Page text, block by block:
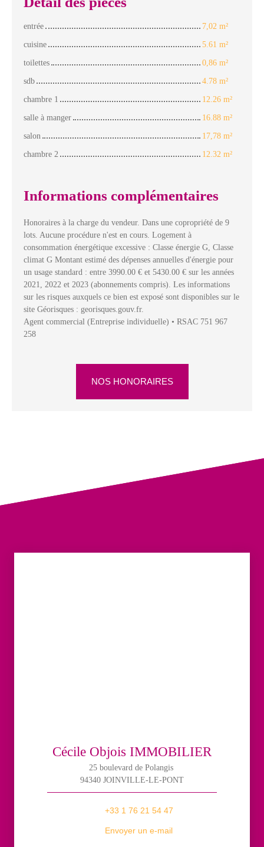
entrée
7,02 m²
cuisine
5.61 m²
toilettes
0,86 m²
sdb
4.78 m²
chambre 1
12.26 m²
salle à manger
16.88 m²
salon
17,78 m²
chambre 2
12.32 m²
Informations complémentaires
Honoraires à la charge du vendeur. Dans une copropriété de 9
lots. Aucune procédure n'est en cours. Logement à
consommation énergétique excessive : Classe énergie G, Classe
climat G Montant estimé des dépenses annuelles d'énergie pour
un usage standard : entre 3990.00 € et 5430.00 € sur les années
2021, 2022 et 2023 (abonnements compris). Les informations
sur les risques auxquels ce bien est exposé sont disponibles sur le
site Géorisques : georisques.gouv.fr.
Agent commercial (Entreprise individuelle) • RSAC 751 967
258
NOS HONORAIRES
Cécile Objois IMMOBILIER
25 boulevard de Polangis
94340 JOINVILLE-LE-PONT
+33 1 76 21 54 47
Envoyer un e-mail